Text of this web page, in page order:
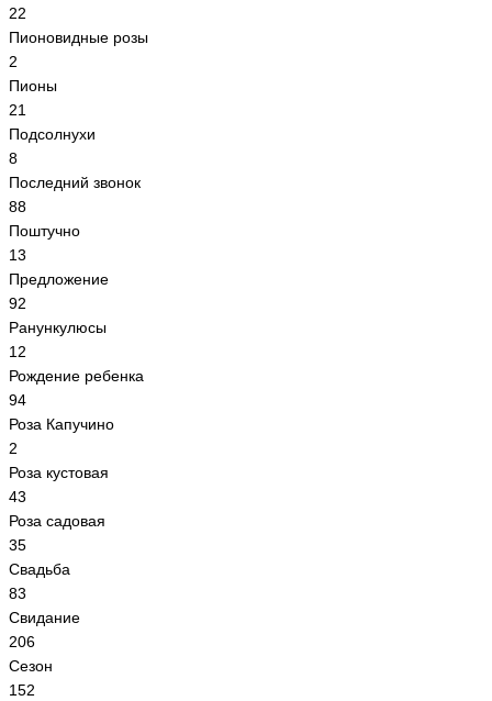
22
Пионовидные розы
2
Пионы
21
Подсолнухи
8
Последний звонок
88
Поштучно
13
Предложение
92
Ранункулюсы
12
Рождение ребенка
94
Роза Капучино
2
Роза кустовая
43
Роза садовая
35
Свадьба
83
Свидание
206
Сезон
152